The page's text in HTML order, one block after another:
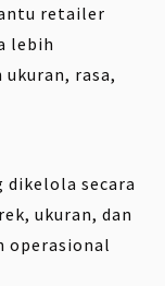
retailer
lebih
rasa,
secara
ukuran, dan
operasional